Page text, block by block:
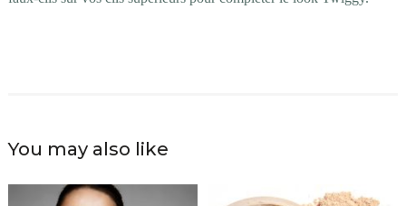
You may also like